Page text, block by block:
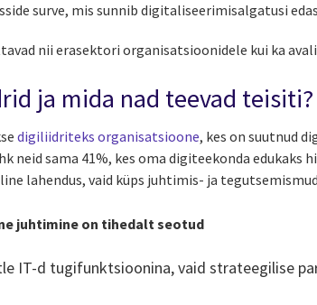
surve, mis sunnib digitaliseerimisalgatusi
nii erasektori organisatsioonidele kui ka
ja mida nad teevad teisiti?
digiliidriteks organisatsioone, kes on suutnud
neid sama 41%, kes oma digiteekonda edukaks
lahendus, vaid küps juhtimis- ja
juhtimine on tihedalt seotud
IT-d tugifunktsioonina, vaid strateegilise